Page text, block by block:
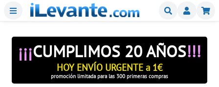
Menu Buscar
¡¡¡CUMPLIMOS 20 AÑOS!!!
HOY ENVÍO URGENTE a 1€
promoción limitada para las 300 primeras compras